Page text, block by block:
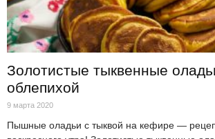
Золотистые тыквенные
облепихой
9 марта 2020
Пышные оладьи с тыквой на кефире —